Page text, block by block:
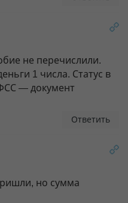
не перечислили.
1 числа. Статус в
— документ
Ответить
но сумма